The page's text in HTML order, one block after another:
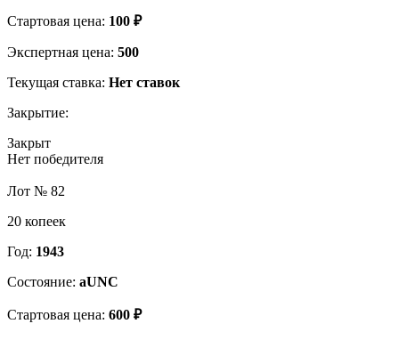
Стартовая цена: 100 ₽
Экспертная цена: 500
Текущая ставка: Нет ставок
Закрытие:
Закрыт
Нет победителя
Лот № 82
20 копеек
Год: 1943
Состояние: aUNC
Стартовая цена: 600 ₽